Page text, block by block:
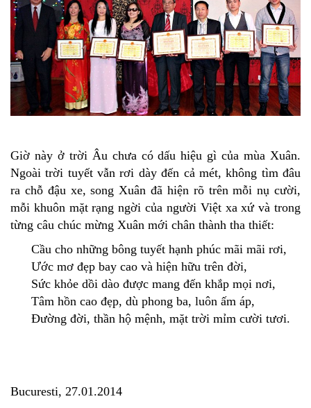
Giờ này ở trời Âu chưa có dấu hiệu gì của mùa Xuân.
Ngoài trời tuyết vẫn rơi dày đến cả mét, không tìm đâu
ra chỗ đậu xe, song Xuân đã hiện rõ trên mỗi nụ cười,
mỗi khuôn mặt rạng ngời của người Việt xa xứ và trong
từng câu chúc mừng Xuân mới chân thành tha thiết:
Cầu cho những bông tuyết hạnh phúc mãi mãi rơi,
Ước mơ đẹp bay cao và hiện hữu trên đời,
Sức khỏe dồi dào được mang đến khắp mọi nơi,
Tâm hồn cao đẹp, dù phong ba, luôn ấm áp,
Đường đời, thần hộ mệnh, mặt trời mỉm cười tươi.
Bucuresti, 27.01.2014